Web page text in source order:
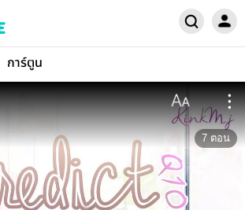
การ์ตูน
7 ตอน